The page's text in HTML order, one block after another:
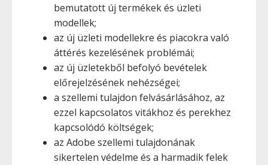
bemutatott új termékek és üzleti
modellek;
az új üzleti modellekre és piacokra való
áttérés kezelésének problémái;
az új üzletekből befolyó bevételek
előrejelzésének nehézségei;
a szellemi tulajdon felvásárlásához, az
ezzel kapcsolatos vitákhoz és perekhez
kapcsolódó költségek;
az Adobe szellemi tulajdonának
sikertelen védelme és a harmadik felek